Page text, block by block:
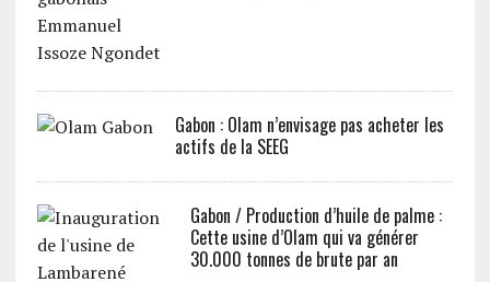
Gabon : Olam n’envisage pas acheter les
actifs de la SEEG
Gabon / Production d’huile de palme :
Cette usine d’Olam qui va générer
30.000 tonnes de brute par an